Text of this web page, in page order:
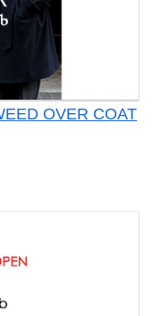
OVER COAT